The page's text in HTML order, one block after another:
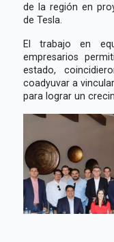
de la región en
de Tesla.
El trabajo en
empresarios
estado,
coadyuvar a
para lograr un